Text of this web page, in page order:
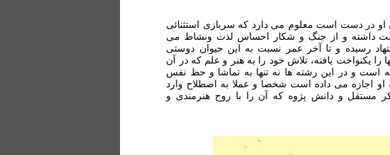
در دست است معلوم می دارد که سربازی استثنائی
داشته و از جنگ و شکار احساس لذت ونشاط می
رسیده و تا آخر عمر نسبت به این حیوان دوستی
یکنواخت یافته، تلاش خود را به هنر و علم که در آن
است و در این رشته ها نه تنها به تماشا و حظ نفس
او اجازه می داده است شخصا و عملا به اصطلاح وارد
و دانش پژوه که آن را با روح هنرمندی و